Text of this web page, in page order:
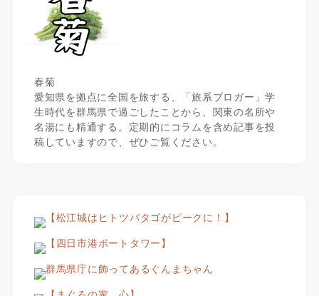
春菊
愛知県を拠点に全国を旅する、「旅系ブロガー」学
生時代を群馬県で過ごしたことから、関東の名所や
名湯にも精通する。定期的にコラムを含め記事を投
稿していますので、ぜひご覧ください。